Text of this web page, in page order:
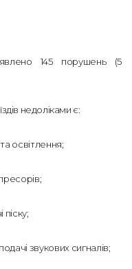
145 порушень (5
недоліками є:
освітлення;
звукових сигналів;